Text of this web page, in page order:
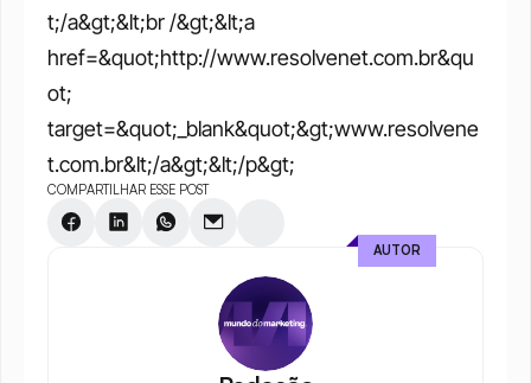
t;/a&gt;&lt;br /&gt;&lt;a
href=&quot;http://www.resolvenet.com.br&qu
ot;
target=&quot;_blank&quot;&gt;www.resolvene
t.com.br&lt;/a&gt;&lt;/p&gt;
COMPARTILHAR ESSE POST
AUTOR